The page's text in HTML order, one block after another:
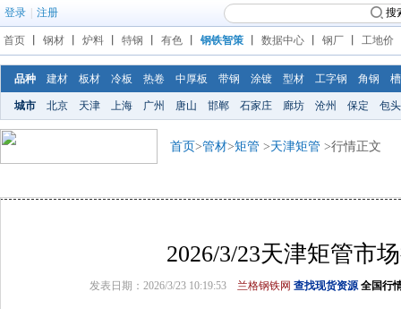
登录 注册 搜
首页 钢材 炉料 特钢 有色 钢铁智策 数据中心 钢厂 工地价
品种 建材 板材 冷板 热卷 中厚板 带钢 涂镀 型材 工字钢 角钢
城市 北京 天津 上海 广州 唐山 邯郸 石家庄 廊坊 沧州 保定 包头
首页>管材>矩管 >天津矩管 >行情正文
2026/3/23天津矩管市
发表日期：2026/3/23 10:19:53 兰格钢铁网 查找现货资源 全国行